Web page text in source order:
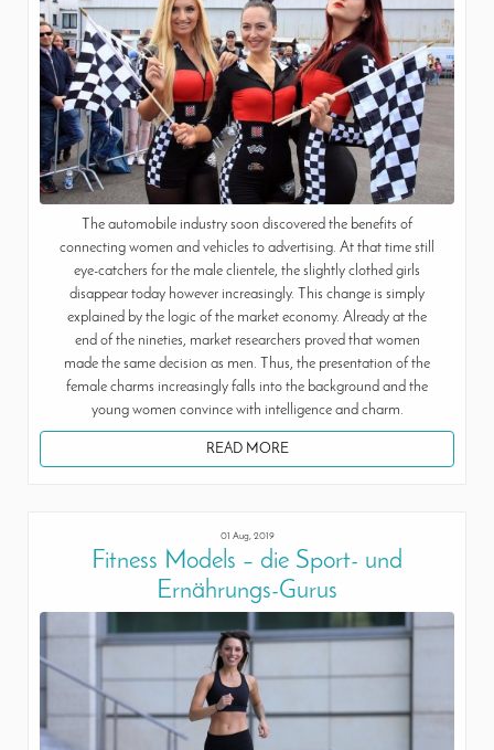
The automobile industry soon discovered the benefits of
connecting women and vehicles to advertising. At that time still
eye-catchers for the male clientele, the slightly clothed girls
disappear today however increasingly. This change is simply
explained by the logic of the market economy. Already at the
end of the nineties, market researchers proved that women
made the same decision as men. Thus, the presentation of the
female charms increasingly falls into the background and the
young women convince with intelligence and charm.
READ MORE
01 Aug, 2019
Fitness Models – die Sport- und
Ernährungs-Gurus